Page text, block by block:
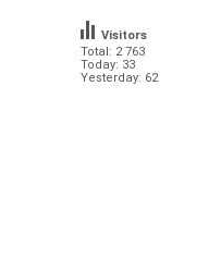
Total: 2 763
Today: 33
Yesterday: 62
Visitors